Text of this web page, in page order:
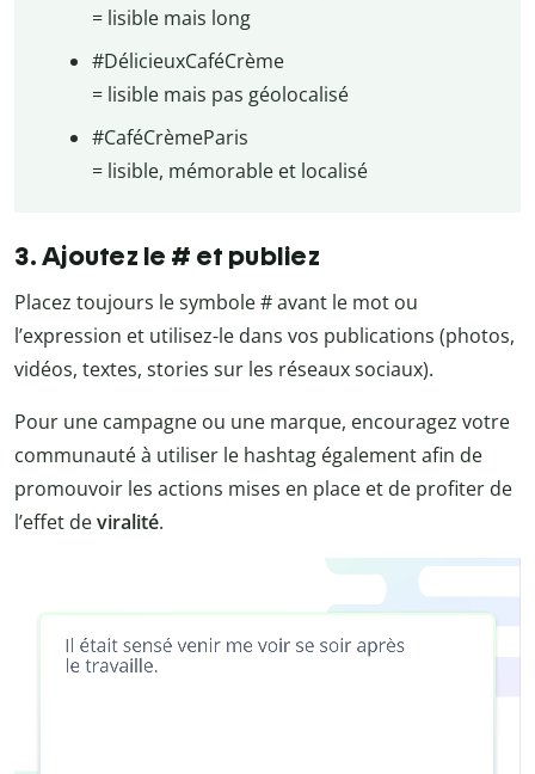
= lisible mais long
#DélicieuxCaféCrème
= lisible mais pas géolocalisé
#CaféCrèmeParis
= lisible, mémorable et localisé
3. Ajoutez le # et publiez
Placez toujours le symbole # avant le mot ou
l’expression et utilisez-le dans vos publications (photos,
vidéos, textes, stories sur les réseaux sociaux).
Pour une campagne ou une marque, encouragez votre
communauté à utiliser le hashtag également afin de
promouvoir les actions mises en place et de profiter de
l’effet deviralité.